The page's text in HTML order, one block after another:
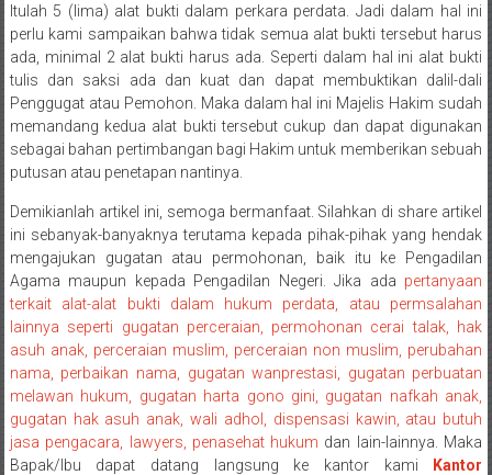
Sumatera
Barat/
Pariaman/
Bukittinggi/
Padang
panjang/
Kayutanam/
Payakumbung/
Tanjung
pati/
Sarilamak/
Hulu
air/
Pasaman/
Kapur
IX/
Pangkalan/
Itulah 5 (lima) alat bukti dalam perkara perdata. Jadi dalam hal ini
perlu kami sampaikan bahwa tidak semua alat bukti tersebut harus
ada, minimal 2 alat bukti harus ada. Seperti dalam hal ini alat bukti
tulis dan saksi ada dan kuat dan dapat membuktikan dalil-dali
Penggugat atau Pemohon. Maka dalam hal ini Majelis Hakim sudah
memandang kedua alat bukti tersebut cukup dan dapat digunakan
sebagai bahan pertimbangan bagi Hakim untuk memberikan sebuah
putusan atau penetapan nantinya.
Demikianlah artikel ini, semoga bermanfaat. Silahkan di share artikel
ini sebanyak-banyaknya terutama kepada pihak-pihak yang hendak
mengajukan gugatan atau permohonan, baik itu ke Pengadilan
Agama maupun kepada Pengadilan Negeri. Jika ada pertanyaan
terkait alat-alat bukti dalam hukum perdata, atau permsalahan
lainnya seperti gugatan perceraian, permohonan cerai talak, hak
asuh anak, perceraian muslim, perceraian non muslim, perubahan
nama, perbaikan nama, gugatan wanprestasi, gugatan perbuatan
melawan hukum, gugatan harta gono gini, gugatan nafkah anak,
gugatan hak asuh anak, wali adhol, dispensasi kawin, atau butuh
jasa pengacara, lawyers, penasehat hukum dan lain-lainnya. Maka
Bapak/Ibu dapat datang langsung ke kantor kami
Kantor